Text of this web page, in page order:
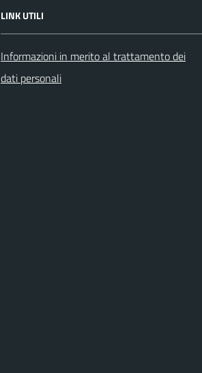
LINK UTILI
Informazioni in merito al trattamento dei
dati personali